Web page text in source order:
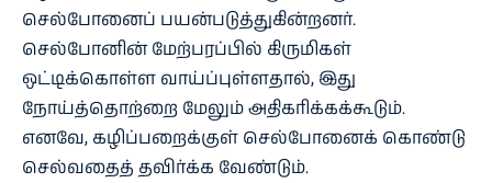
செல்போனைப் பயன்படுத்துகின்றனர்.
செல்போனின் மேற்பரப்பில் கிருமிகள்
ஒட்டிக்கொள்ள வாய்ப்புள்ளதால், இது
நோய்த்தொற்றை மேலும் அதிகரிக்கக்கூடும்.
எனவே, கழிப்பறைக்குள் செல்போனைக் கொண்டு
செல்வதைத் தவிர்க்க வேண்டும்.